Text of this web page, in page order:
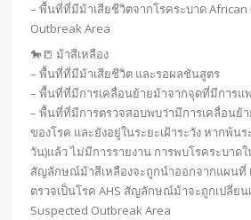
– พื้นที่ที่มีม้าเสียชีวิตจากโรคระบาด African
Outbreak Area
🐎📒 ม้าสีเหลือง
– พื้นที่ที่มีม้าเสียชีวิต และรอผลชันสูตร
– พื้นที่ที่มีการเคลื่อนย้ายม้าจากจุดที่มีการแ
– พื้นที่ที่มีการตรวจสอบพบว่ามีการเคลื่อนย้
ของโรค และยังอยู่ในระยะเฝ้าระวัง หากพ้นร
วัน)แล้ว ไม่มีการรายงาน การพบโรคระบาด
สัญลักษณ์ม้าสีเหลืองจะถูกนำออกจากแผนที่
ตรวจเป็นโรค AHS สัญลักษณ์ม้าจะถูกเปลี่ย
Suspected Outbreak Area